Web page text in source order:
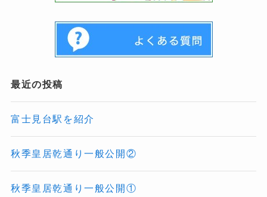
最近の投稿
富士見台駅を紹介
秋季皇居乾通り一般公開②
秋季皇居乾通り一般公開①